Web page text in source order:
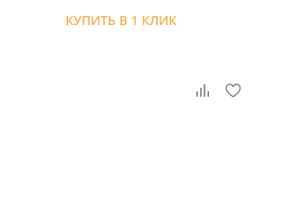
КУПИТЬ В 1 КЛИК